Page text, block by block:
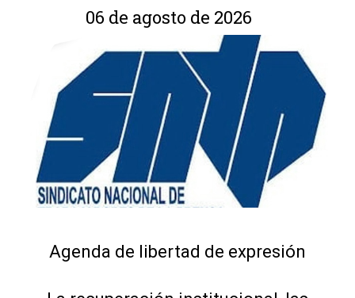
06 de agosto de 2026
Agenda de libertad de expresión